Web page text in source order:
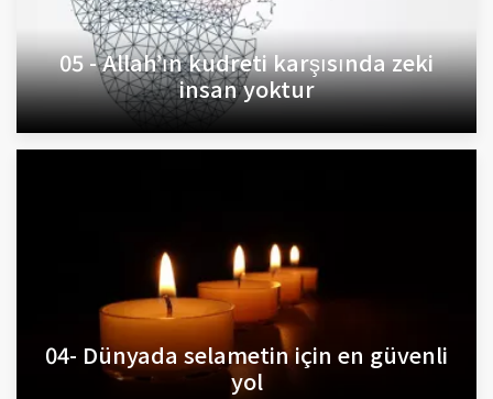
05 - Allah’ın kudreti karşısında zeki
insan yoktur
04- Dünyada selametin için en güvenli
yol